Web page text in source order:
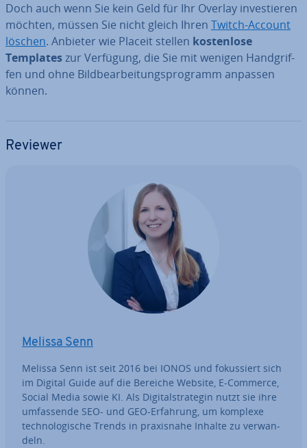
Doch auch wenn Sie kein Geld für Ihr Overlay in­ves­tie­ren
möchten, müssen Sie nicht gleich Ihren Twitch-Account
löschen. Anbieter wie Placeit stellen kos­ten­lo­se
Templateszur Verfügung, die Sie mit wenigen Hand­grif­
fen und ohne Bild­be­ar­bei­tungs­pro­gramm anpassen
können.
Reviewer
Melissa Senn
Melissa Senn ist seit 2016 bei IONOS und fo­kus­siert sich
im Digital Guide auf die Bereiche Website, E-Commerce,
Social Media sowie KI. Als Di­gi­tal­stra­te­gin nutzt sie ihre
um­fas­sen­de SEO- und GEO-Erfahrung, um komplexe
tech­no­lo­gi­sche Trends in pra­xis­na­he Inhalte zu ver­wan­
deln.